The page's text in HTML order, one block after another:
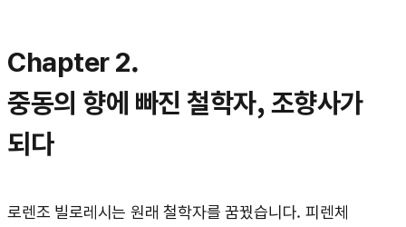
Chapter 2.
중동의 향에 빠진 철학자, 조향사가
되다
로렌조 빌로레시는 원래 철학자를 꿈꿨습니다. 피렌체